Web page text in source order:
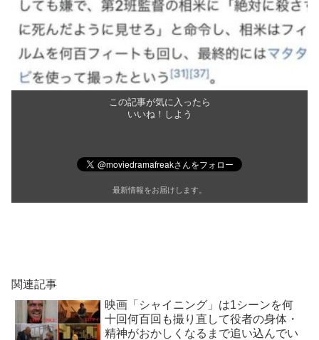
この記事が気に入ったら
いいね！しよう
最新情報をお届けします。
関連記事
映画「シャイニング」は1シーンを何
十回何百回も撮り直して役者の身体・
精神がおかしくなるまで追い込んでい